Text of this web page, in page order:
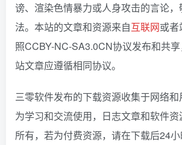
谤、渲染色情暴力或人身攻击的言论
法。本站的文章和资源来自互联网或
照CCBY-NC-SA3.0CN协议发布和共
站文章应遵循相同协议。
三零软件发布的下载资源收集于网络
为学习和交流使用，日志文章和软件
所有，若为付费资源，请在下载后24